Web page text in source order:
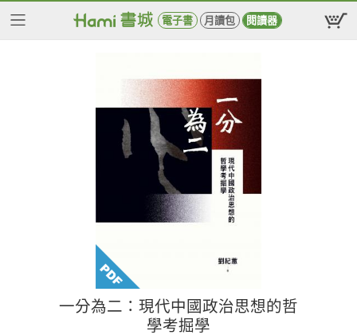
電子書 月讀包 閱讀器
一分為二：現代中國政治思想的哲
學考掘學